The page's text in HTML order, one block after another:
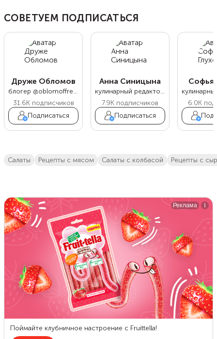
СОВЕТУЕМ ПОДПИСАТЬСЯ
Друже Обломов
блогер @oblomoffrecipe
31.6Kподписчиков
Подписаться
Анна Синицына
кулинарный редактор Food.ru
7.9K подписчиков
Подписаться
Софья
6.0K
салаты Рецепты с мясом салаты с колбасой рецепты с